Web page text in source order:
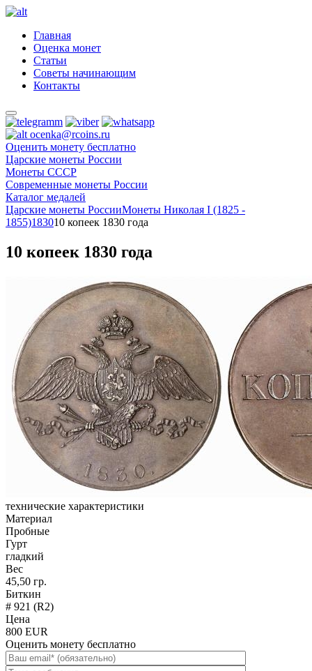
Главная
Оценка монет
Статьи
Советы начинающим
Контакты
ocenka@rcoins.ru
Оценить монету бесплатно
Царские монеты России
Монеты СССР
Современные монеты России
Каталог медалей
Царские монеты РоссииМонеты Николая I (1825 -
1855)183010 копеек 1830 года
10 копеек 1830 года
технические характеристики
Материал
Пробные
Гурт
гладкий
Вес
45,50 гр.
Биткин
# 921 (R2)
Цена
800 EUR
Оценить монету бесплатно